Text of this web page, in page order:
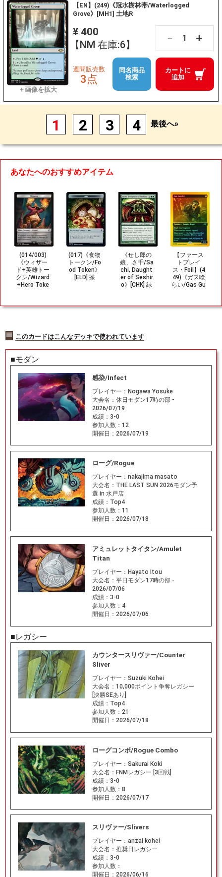
【EN】(249)《冠水樹林帯/Waterlogged
Grove》[MH1] 土地R
¥ 400
【NM 在庫:6】
－ +
カートに
追加
週間販売数
3点
同名商品
検索
1 2 3 4 最後へ»
あなたへのおすすめアイテム
(014/003)
《ウィザー
ド+英雄トー
クン/Wizard
+Hero Toke
(017)《食物
トークン/Fo
od Token》
[ELD] 茶
《せし郎の
娘、さ千/Sa
chi, Daught
er of Seshir
o》[CHK] 緑
【ファース
トプレイ
ス・Foil】(4
49)《ガス喰
らい/Gas Gu
このカードはこんなデッキで使われています
■モダン
感染/Infect
プレイヤー： Nogawa Yosuke
大会名： 休日モダン17時の部 -
2026/07/19
成績： 3-0
参加人数： 12
開催日： 2026/07/19
ローグ/Rogue
プレイヤー： nakajima masato
大会名： THE LAST SUN 2026モダン予
選 in 水戸店
成績： Top4
参加人数： 11
開催日： 2026/07/18
アミュレットタイタン/Amulet
Titan
プレイヤー： Hayato Itou
大会名： 平日モダン17時の部 -
2026/07/06
成績： 3-0
参加人数： 4
開催日： 2026/07/06
■レガシー
カウンタースリヴァー/Counter
Sliver
プレイヤー： Suzuki Kohei
大会名： 10,000ポイント争奪レガシー
[決勝SEあり]
成績： Top4
参加人数： 21
開催日： 2026/07/18
ローグコンボ/Rogue Combo
プレイヤー： Sakurai Koki
大会名： FNMレガシー [3回戦]
成績： 3-0
参加人数： 8
開催日： 2026/07/17
スリヴァー/Slivers
プレイヤー： anzai kohei
大会名： 推奨日レガシー
成績： 3-0
参加人数：
開催日： 2026/06/16